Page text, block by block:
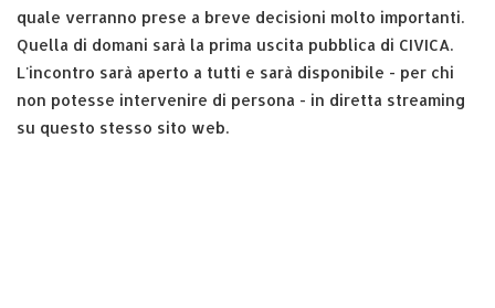
quale verranno prese a breve decisioni molto importanti.
Quella di domani sarà la prima uscita pubblica di CIVICA.
L'incontro sarà aperto a tutti e sarà disponibile - per chi
non potesse intervenire di persona - in diretta streaming
su questo stesso sito web.